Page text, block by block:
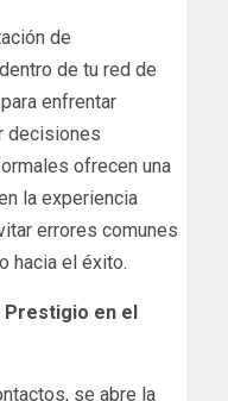
de
de tu red de
enfrentar
decisiones
ofrecen una
la experiencia
errores comunes
hacia el éxito.
Prestigio en el
se abre la